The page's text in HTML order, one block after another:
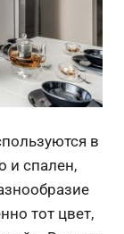
в
и спален,
тот цвет,